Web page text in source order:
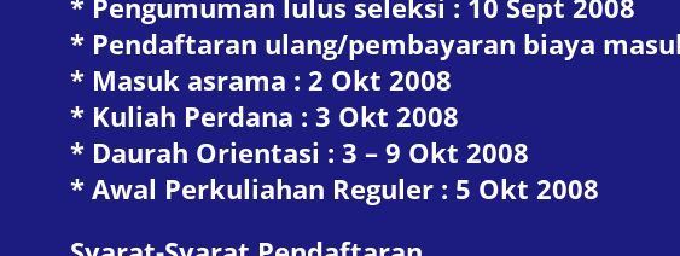
* Pengumuman lulus seleksi : 10 Sept 2008
* Pendaftaran ulang/pembayaran biaya
* Masuk asrama : 2 Okt 2008
* Kuliah Perdana : 3 Okt 2008
* Daurah Orientasi : 3 – 9 Okt 2008
* Awal Perkuliahan Reguler : 5 Okt 2008